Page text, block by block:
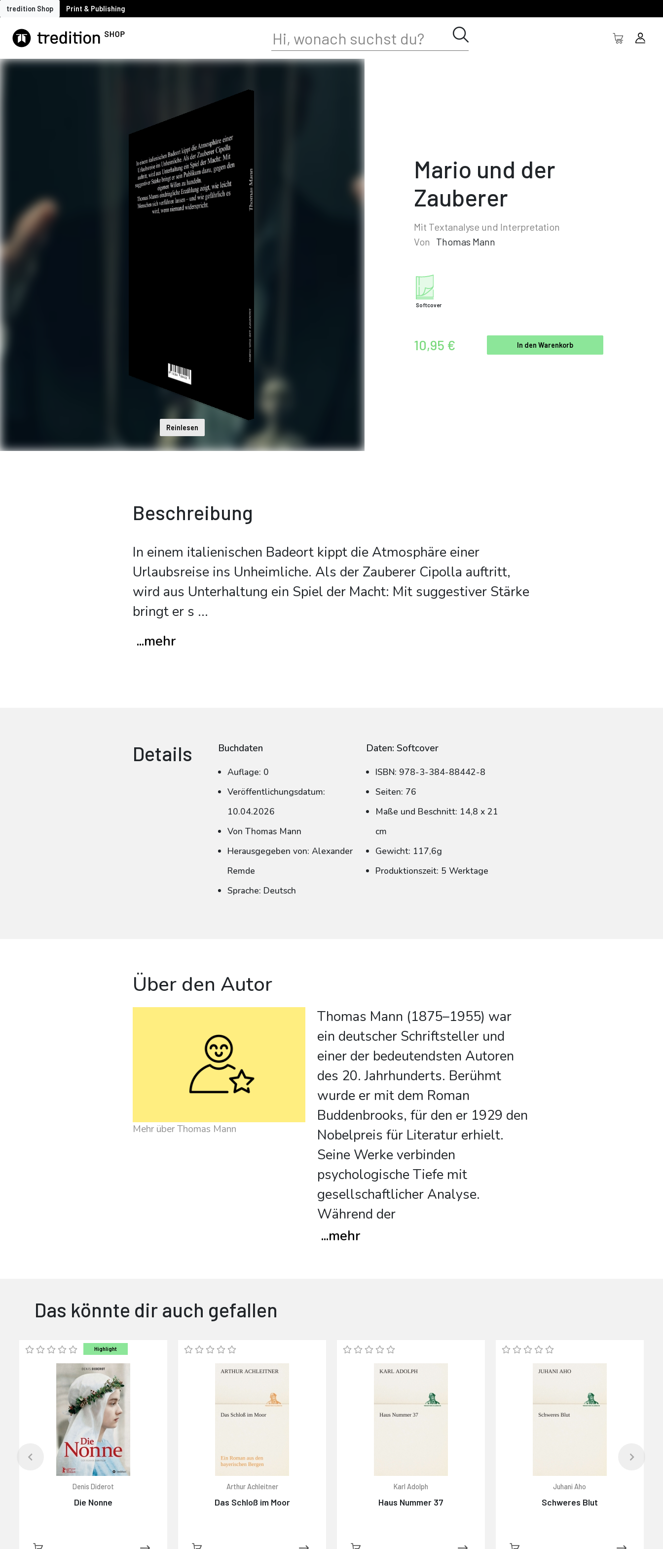
tredition Shop Print & Publishing
Reinlesen
Mario und der
Zauberer
Mit Textanalyse und Interpretation
Von
Thomas Mann
Softcover
10,95 € In den Warenkorb
Beschreibung
In einem italienischen Badeort kippt die Atmosphäre einer
Urlaubsreise ins Unheimliche. Als der Zauberer Cipolla auftritt,
wird aus Unterhaltung ein Spiel der Macht: Mit suggestiver Stärke
bringt er s ...
...mehr
Details Buchdaten
Auflage: 0
Veröffentlichungsdatum:
10.04.2026
Von Thomas Mann
Herausgegeben von: Alexander
Remde
Sprache: Deutsch
Daten: Softcover
ISBN: 978-3-384-88442-8
Seiten: 76
Maße und Beschnitt: 14,8 x 21
cm
Gewicht: 117,6g
Produktionszeit: 5 Werktage
Über den Autor
Mehr über Thomas Mann
Thomas Mann (1875–1955) war
ein deutscher Schriftsteller und
einer der bedeutendsten Autoren
des 20. Jahrhunderts. Berühmt
wurde er mit dem Roman
Buddenbrooks, für den er 1929 den
Nobelpreis für Literatur erhielt.
Seine Werke verbinden
psychologische Tiefe mit
gesellschaftlicher Analyse.
Während der
...mehr
Das könnte dir auch gefallen
Highlight
Denis Diderot
Die Nonne
Arthur Achleitner
Das Schloß im Moor
Karl Adolph
Haus Nummer 37
Juhani Aho
Schweres Blut